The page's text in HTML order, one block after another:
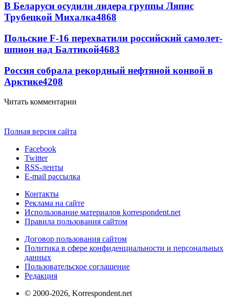
В Беларуси осудили лидера группы Ляпис
Трубецкой Михалка4868
Польские F-16 перехватили российский самолет-
шпион над Балтикой4683
Россия собрала рекордный нефтяной конвой в
Арктике4208
Читать комментарии
Полная версия сайта
Facebook
Twitter
RSS-ленты
E-mail рассылка
Контакты
Реклама на сайте
Использование материалов korrespondent.net
Правила пользования сайтом
Договор пользования сайтом
Политика в сфере конфиденциальности и персональных
данных
Пользовательское соглашение
Редакция
© 2000-2026, Korrespondent.net